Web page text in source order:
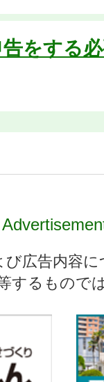
をする
び広告内容
するもので